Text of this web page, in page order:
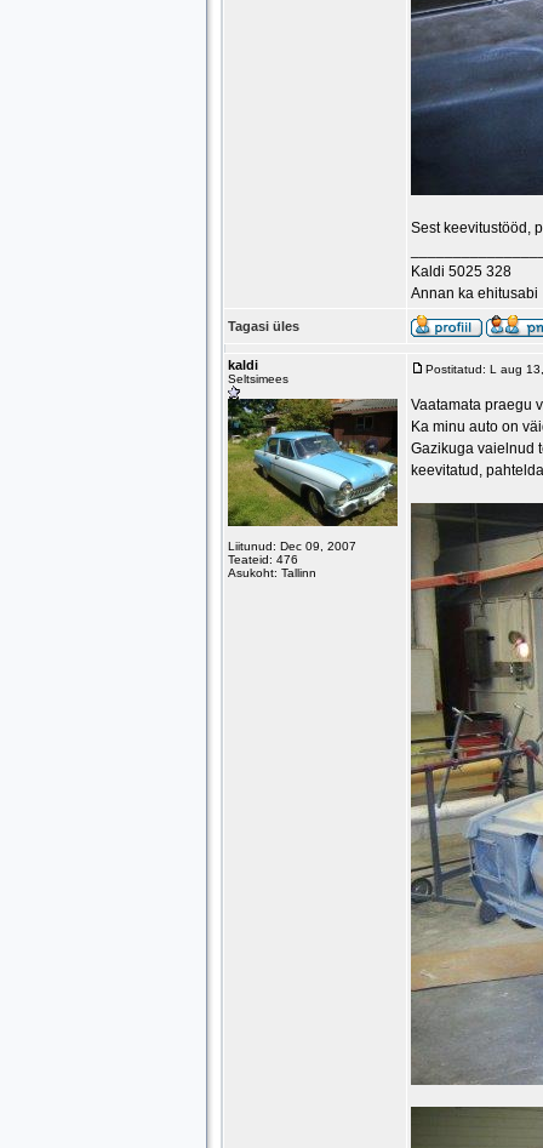
Sest keevitustööd,
Kaldi 5025 328
Annan ka ehitusabi
Tagasi üles
kaldi
Seltsimees
Liitunud: Dec 09, 2007
Teateid: 476
Asukoht: Tallinn
Postitatud: L aug
Vaatamata praegu
Ka minu auto on
Gazikuga vaielnud
keevitatud,